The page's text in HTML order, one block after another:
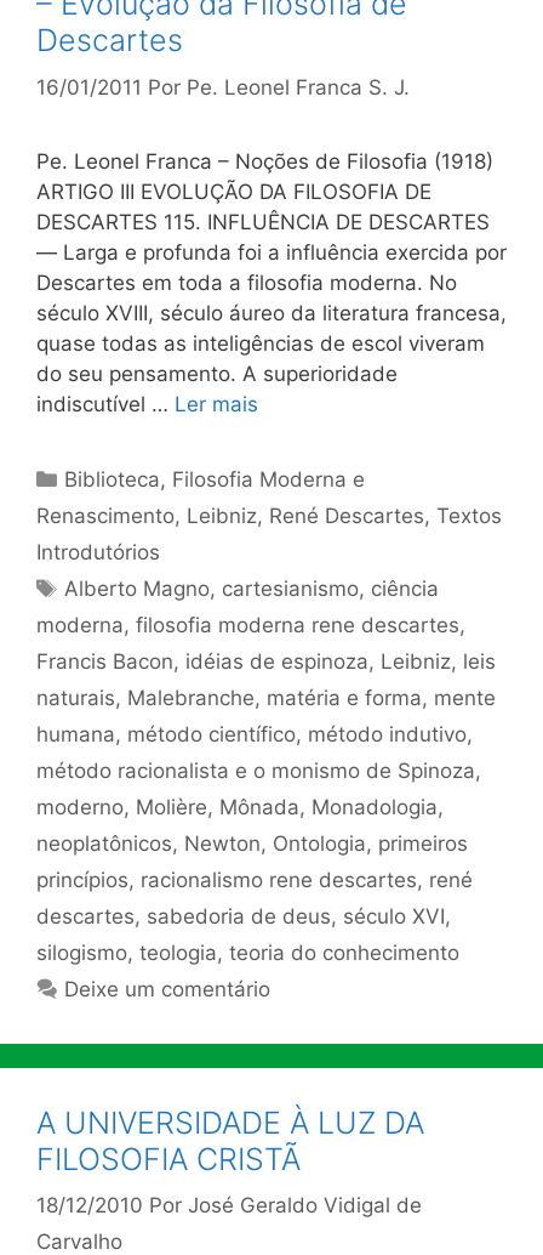
Descartes
16/01/2011 Por Pe. Leonel Franca S. J.
Pe. Leonel Franca – Noções de Filosofia (1918)
ARTIGO III EVOLUÇÃO DA FILOSOFIA DE
DESCARTES 115. INFLUÊNCIA DE DESCARTES
— Larga e profunda foi a influência exercida por
Descartes em toda a filosofia moderna. No
século XVIII, século áureo da literatura francesa,
quase todas as inteligências de escol viveram
do seu pensamento. A superioridade
indiscutível … Ler mais
Categorias
Biblioteca, Filosofia Moderna e
Renascimento, Leibniz, René Descartes, Textos
Introdutórios
Tags
Alberto Magno, cartesianismo, ciência
moderna, filosofia moderna rene descartes,
Francis Bacon, idéias de espinoza, Leibniz, leis
naturais, Malebranche, matéria e forma, mente
humana, método científico, método indutivo,
método racionalista e o monismo de Spinoza,
moderno, Molière, Mônada, Monadologia,
neoplatônicos, Newton, Ontologia, primeiros
princípios, racionalismo rene descartes, rené
descartes, sabedoria de deus, século XVI,
silogismo, teologia, teoria do conhecimento
Deixe um comentário
A UNIVERSIDADE À LUZ DA
FILOSOFIA CRISTÃ
18/12/2010 Por José Geraldo Vidigal de
Carvalho